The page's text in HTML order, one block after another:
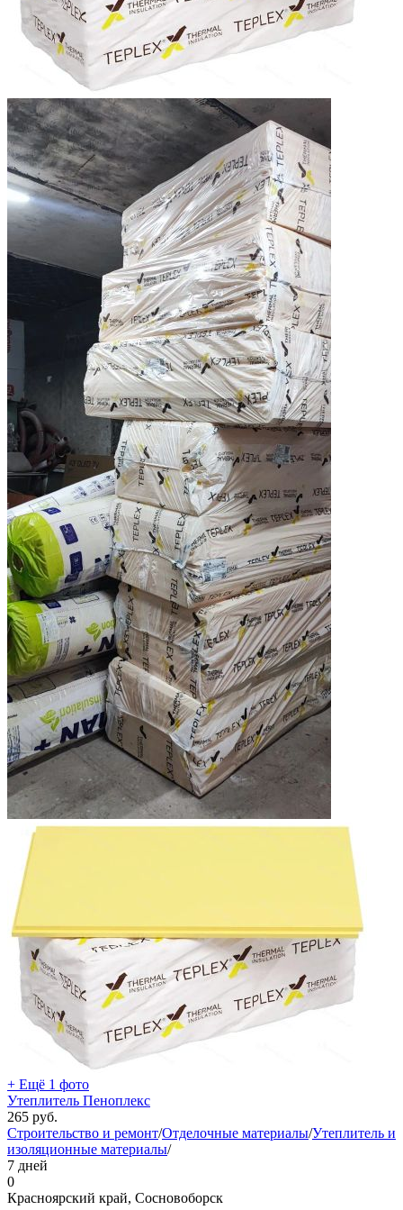
+ Ещё 1 фото
Утеплитель Пеноплекс
265 руб.
Строительство и ремонт/Отделочные материалы/Утеплитель и
изоляционные материалы/
7 дней
0
Красноярский край, Сосновоборск